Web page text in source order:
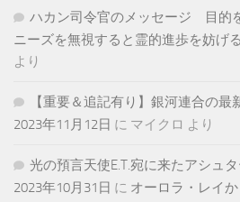
ハカン司令官のメッセージ 目的
ニーズを無視すると霊的進歩を妨げ
より
【重要＆追記有り】銀河連合の
2023年11月12日 に マイクロ より
光の預言天使E.T.宛に来たアシュ
2023年10月31日 に オーロラ・レイ